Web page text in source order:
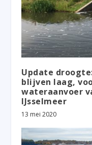
Update
blijven laag,
wateraanvoer
IJsselmeer
13 mei 2020